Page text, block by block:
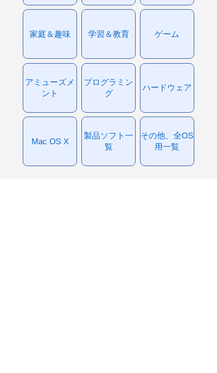
家庭＆趣味 学習＆教育 ゲーム
アミューズメ
ント
プログラミン
グ
ハードウェア
Mac OS X
製品ソフト一
覧
その他、全OS
用一覧